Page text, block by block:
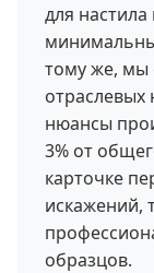
для
тому же, мы
нюансы
3% от
карточке
искажений,
образцов.